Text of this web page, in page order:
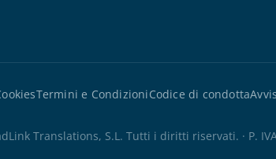
Termini e CondizioniCodice di condotta
Translations, S.L. Tutti i diritti riservati. · P.